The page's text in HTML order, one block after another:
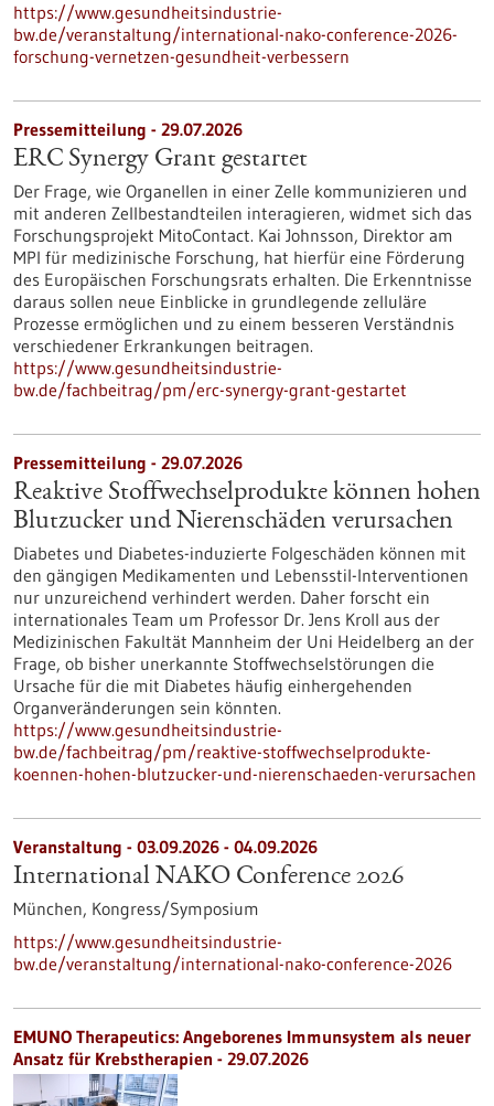
https://www.gesundheitsindustrie-
bw.de/veranstaltung/international-nako-conference-2026-
forschung-vernetzen-gesundheit-verbessern
Pressemitteilung - 29.07.2026
ERC Synergy Grant gestartet
Der Frage, wie Organellen in einer Zelle kommunizieren und
mit anderen Zellbestandteilen interagieren, widmet sich das
Forschungsprojekt MitoContact. Kai Johnsson, Direktor am
MPI für medizinische Forschung, hat hierfür eine Förderung
des Europäischen Forschungsrats erhalten. Die Erkenntnisse
daraus sollen neue Einblicke in grundlegende zelluläre
Prozesse ermöglichen und zu einem besseren Verständnis
verschiedener Erkrankungen beitragen.
https://www.gesundheitsindustrie-
bw.de/fachbeitrag/pm/erc-synergy-grant-gestartet
Pressemitteilung - 29.07.2026
Reaktive Stoffwechselprodukte können hohen
Blutzucker und Nierenschäden verursachen
Diabetes und Diabetes-induzierte Folgeschäden können mit
den gängigen Medikamenten und Lebensstil-Interventionen
nur unzureichend verhindert werden. Daher forscht ein
internationales Team um Professor Dr. Jens Kroll aus der
Medizinischen Fakultät Mannheim der Uni Heidelberg an der
Frage, ob bisher unerkannte Stoffwechselstörungen die
Ursache für die mit Diabetes häufig einhergehenden
Organveränderungen sein könnten.
https://www.gesundheitsindustrie-
bw.de/fachbeitrag/pm/reaktive-stoffwechselprodukte-
koennen-hohen-blutzucker-und-nierenschaeden-verursachen
Veranstaltung - 03.09.2026 - 04.09.2026
International NAKO Conference 2026
München, Kongress/Symposium
https://www.gesundheitsindustrie-
bw.de/veranstaltung/international-nako-conference-2026
EMUNO Therapeutics: Angeborenes Immunsystem als neuer
Ansatz für Krebstherapien - 29.07.2026